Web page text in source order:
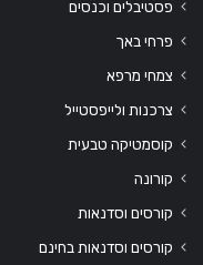
פסטיבלים וכנסים
פרחי באך
צמחי מרפא
צרכנות ולייפסטייל
קוסמטיקה טבעית
קורונה
קורסים וסדנאות
קורסים וסדנאות בחינם